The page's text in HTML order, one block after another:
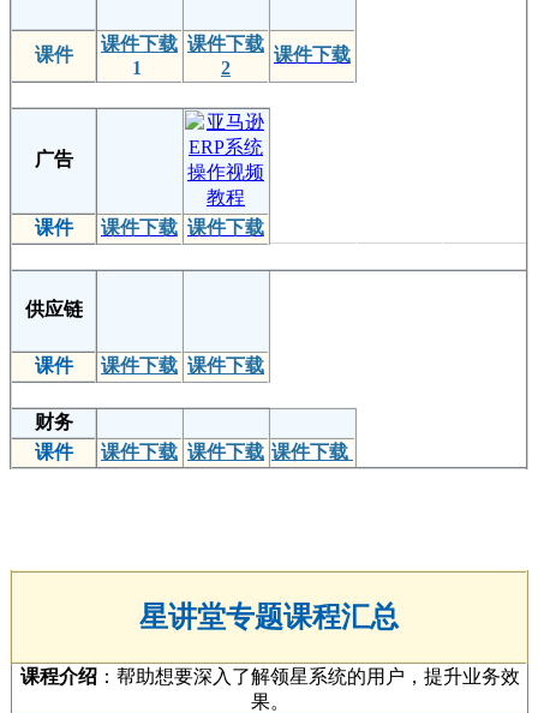
课件
课件下载
1
课件下载
2
课件下载
广告
课件 课件下载 课件下载
供应链
课件 课件下载 课件下载
财务
课件
课件下载 课件下载 课件下载
星讲堂专题课程汇总
课程介绍：帮助想要深入了解领星系统的用户，提升业务效
果。